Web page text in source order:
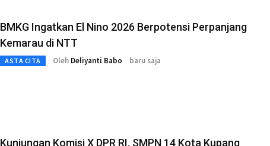
BMKG Ingatkan El Nino 2026 Berpotensi Perpanjang
Kemarau di NTT
ASTA CITA Oleh Deliyanti Babo baru saja
Kunjungan Komisi X DPR RI, SMPN 14 Kota Kupang